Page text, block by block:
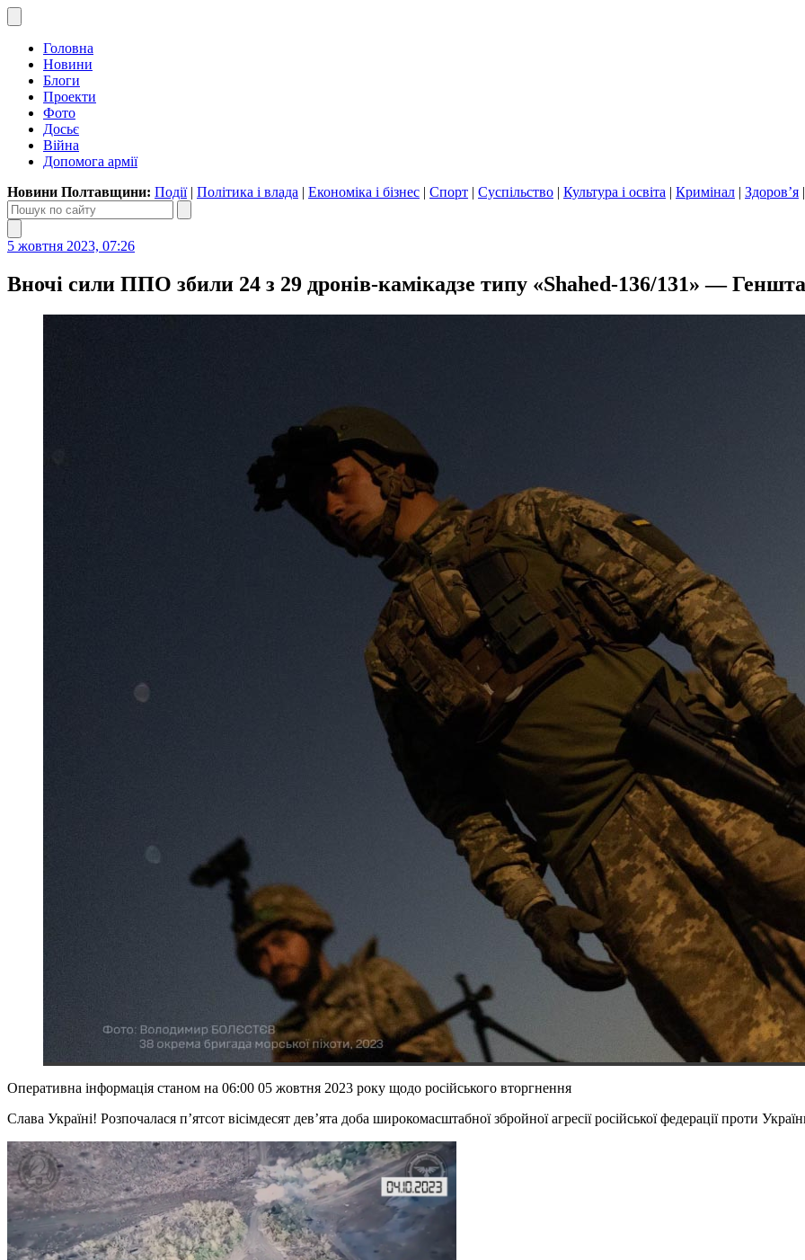
Головна
Новини
Блоги
Проекти
Фото
Досьє
Війна
Допомога армії
Новини Полтавщини: Події| Політика і влада | Економіка і бізнес | Спорт | Суспільство | Культура і освіта | Кримінал | Здоров’я
5 жовтня 2023, 07:26
Вночі сили ППО збили 24 з 29 дронів-камікадзе типу «Shahed-136/131» —
Оперативна інформація станом на 06:00 05 жовтня 2023 року щодо російського вторгнення
Слава Україні! Розпочалася п’ятсот вісімдесят девʼята доба широкомасштабної збройної агресії російської федерації проти